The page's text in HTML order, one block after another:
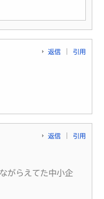
返信 引用
返信 引用
がらえてた中小企